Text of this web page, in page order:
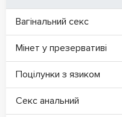
Вагінальний секс
Мінет у презервативі
Поцілунки з язиком
Секс анальний